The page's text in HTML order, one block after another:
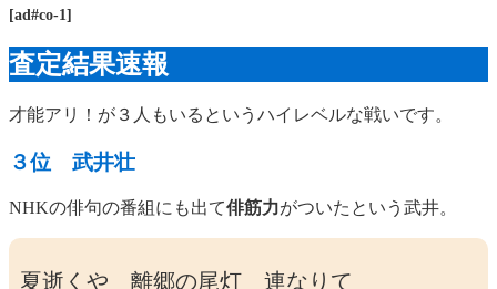
[ad#co-1]
査定結果速報
才能アリ！が３人もいるというハイレベルな戦いです。
３位 武井壮
NHKの俳句の番組にも出て俳筋力がついたという武井。
夏逝くや 離郷の尾灯 連なりて